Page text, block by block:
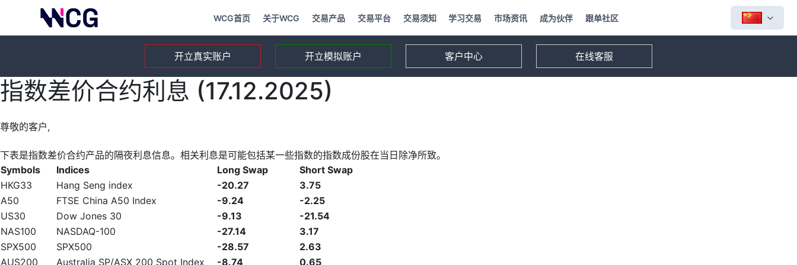
WCG首页 关于WCG 交易产品 交易平台 交易须知 学习交易 市场资讯 成为伙伴 跟单社区
开立真实账户 开立模拟账户 客户中心 在线客服
指数差价合约利息 (17.12.2025)
尊敬的客户,
下表是指数差价合约产品的隔夜利息信息。相关利息是可能包括某一些指数的指数成份股在当日除净所致。
Symbols
Indices Long Swap
Short Swap
HKG33
Hang Seng index -20.27
3.75
A50
FTSE China A50 Index -9.24
-2.25
US30
Dow Jones 30 -9.13
-21.54
NAS100
NASDAQ-100 -27.14
3.17
SPX500
SPX500 -28.57
2.63
AUS200
Australia SP/ASX 200 Spot Index -8.74 0.65